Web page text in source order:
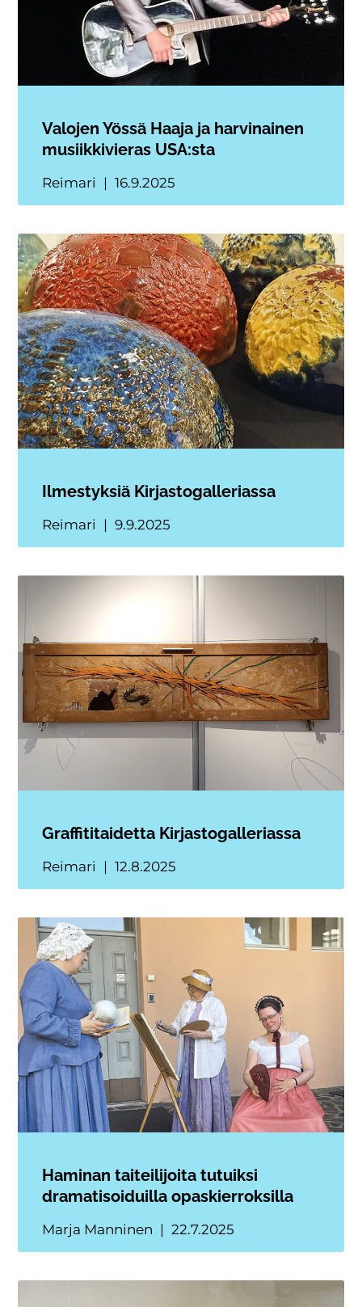
Valojen Yössä Haaja ja harvinainen
musiikkivieras USA:sta
Reimari 16.9.2025
Ilmestyksiä Kirjastogalleriassa
Reimari 9.9.2025
Graffititaidetta Kirjastogalleriassa
Reimari 12.8.2025
Haminan taiteilijoita tutuiksi
dramatisoiduilla opaskierroksilla
Marja Manninen 22.7.2025